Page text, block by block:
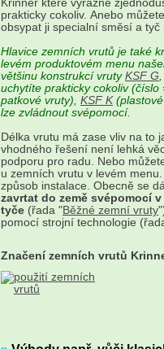
Krinner které výrazně
prakticky cokoliv. Anebo
obsypat ji specialní směsí a
Hlavice zemních vrutů je také
levém produktovém menu
většinu konstrukcí vruty KSF G
uchytíte prakticky cokoliv
patkové vruty), KSF K(plastové
lze zvládnout svépomocí.
Délka vrutu má zase vliv na to
vhodného řešení není lehká
podporu pro radu. Nebo
u zemních vrutu v levém
způsob instalace. Obecně se
zavrtat do země svépomocí
tyče (řada "Běžné zemní vruty
pomocí strojní technologie
Značení zemních vrutů